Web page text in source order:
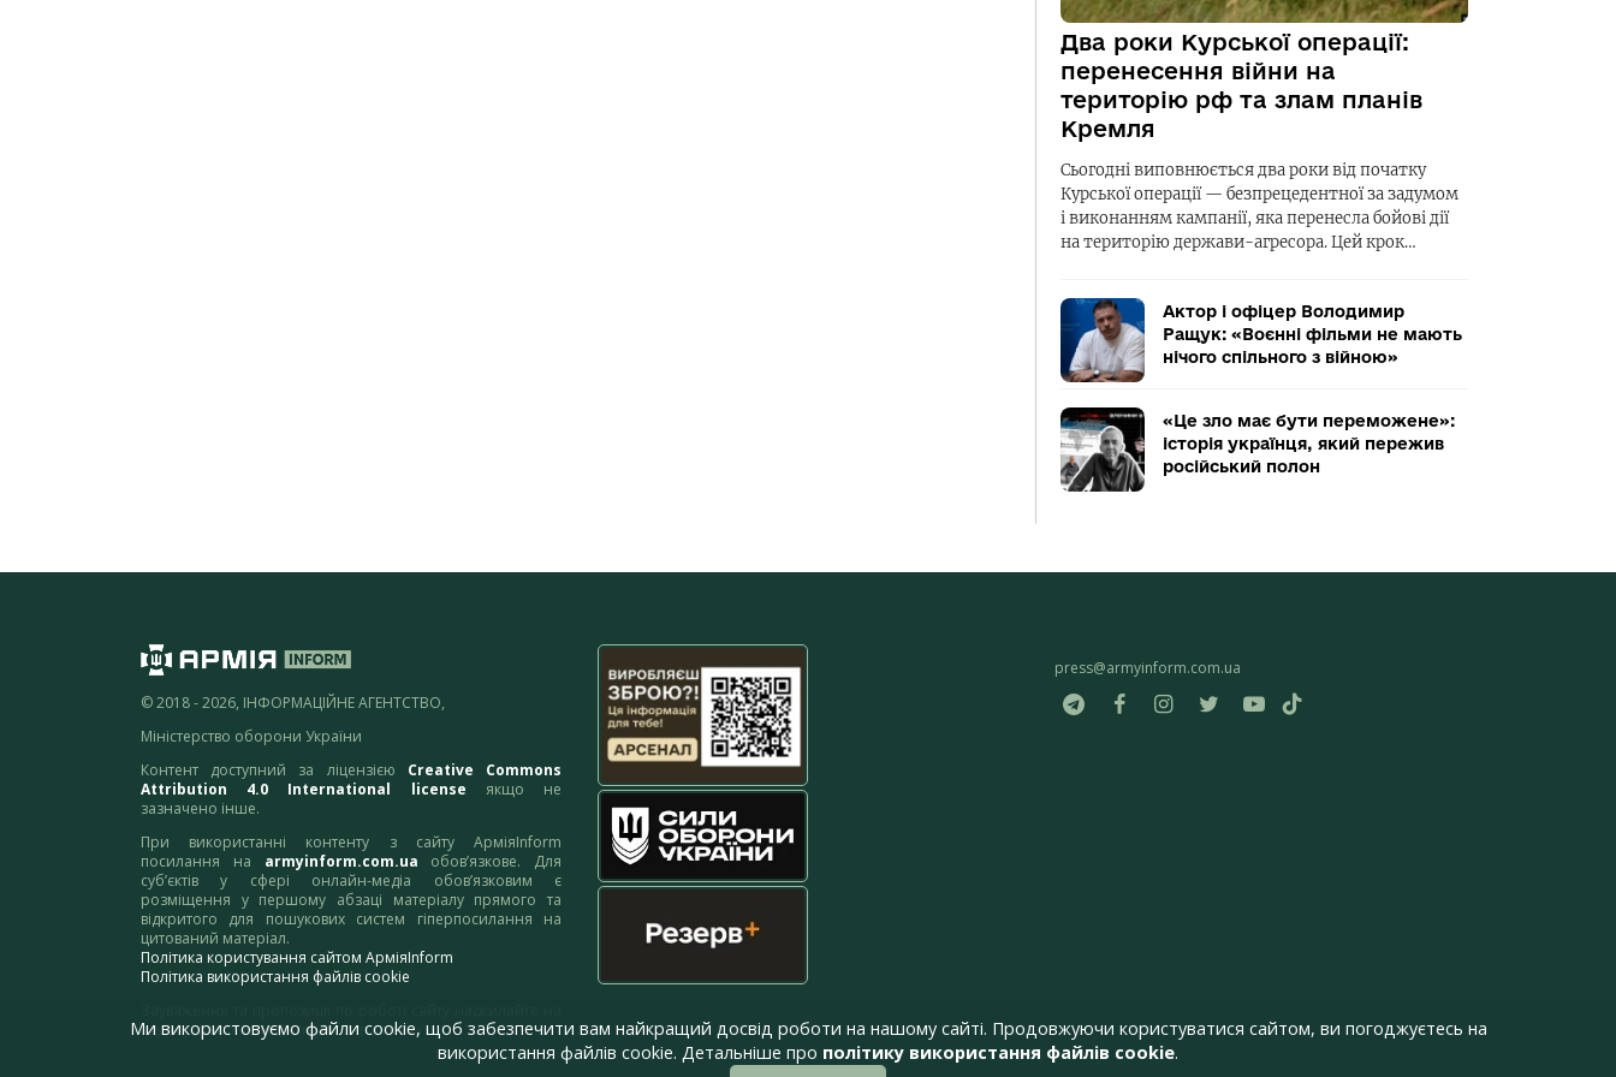
Два роки Курської операції:
перенесення війни на
територію рф та злам планів
Кремля
Сьогодні виповнюється два роки від початку
Курської операції — безпрецедентної за задумом
і виконанням кампанії, яка перенесла бойові дії
на територію держави-агресора. Цей крок…
Актор і офіцер Володимир
Ращук: «Воєнні фільми не мають
нічого спільного з війною»
«Це зло має бути переможене»:
історія українця, який пережив
російський полон
© 2018 - 2026, ІНФОРМАЦІЙНЕ АГЕНТСТВО,
Міністерство оборони України
Контент доступний за ліцензією Creative Commons
Attribution 4.0 International license якщо не
зазначено інше.
При використанні контенту з сайту АрміяInform
посилання на armyinform.com.ua обов’язкове. Для
суб’єктів у сфері онлайн-медіа обов’язковим є
розміщення у першому абзаці матеріалу прямого та
відкритого для пошукових систем гіперпосилання на
цитований матеріал.
Політика користування сайтом АрміяInform
Політика використання файлів cookie
адресу:webmaster@armyinform.com.ua
press@armyinform.com.ua
Ми використовуємо файли cookie, щоб забезпечити вам найкращий досвід роботи на нашому сайті. Продовжуючи користуватися сайтом, ви погоджуєтесь на
використання файлів cookie. Детальніше про політику використання файлів cookie.